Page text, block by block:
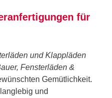
für
und Klappläden
Fensterläden &
Gemütlichkeit.
und